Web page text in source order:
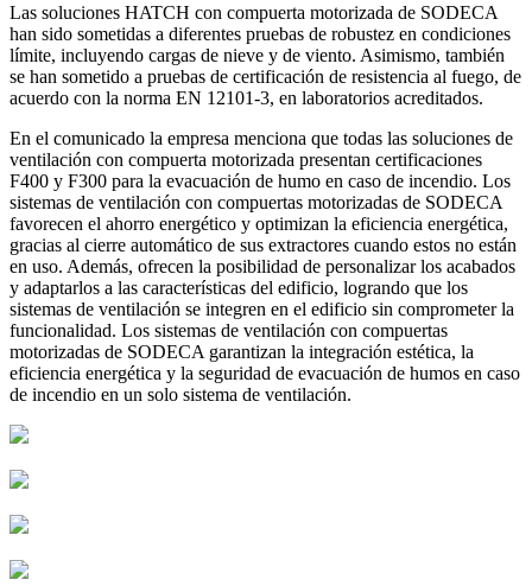
Las soluciones HATCH con compuerta motorizada de SODECA
han sido sometidas a diferentes pruebas de robustez en condiciones
límite, incluyendo cargas de nieve y de viento. Asimismo, también
se han sometido a pruebas de certificación de resistencia al fuego, de
acuerdo con la norma EN 12101-3, en laboratorios acreditados.
En el comunicado la empresa menciona que todas las soluciones de
ventilación con compuerta motorizada presentan certificaciones
F400 y F300 para la evacuación de humo en caso de incendio. Los
sistemas de ventilación con compuertas motorizadas de SODECA
favorecen el ahorro energético y optimizan la eficiencia energética,
gracias al cierre automático de sus extractores cuando estos no están
en uso. Además, ofrecen la posibilidad de personalizar los acabados
y adaptarlos a las características del edificio, logrando que los
sistemas de ventilación se integren en el edificio sin comprometer la
funcionalidad. Los sistemas de ventilación con compuertas
motorizadas de SODECA garantizan la integración estética, la
eficiencia energética y la seguridad de evacuación de humos en caso
de incendio en un solo sistema de ventilación.